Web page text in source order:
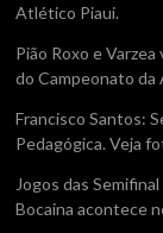
Atlético Piaui.
Pião Roxo e
do Campeonato da
Francisco Santos:
Pedagógica. Veja
Jogos das
Bocaina acontece